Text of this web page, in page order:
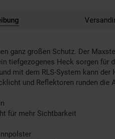
ganz großen Schutz. Der
tiefgezogenes Heck sorgen
mit dem RLS-System kann
und Reflektoren runden die
für mehr Sichtbarkeit